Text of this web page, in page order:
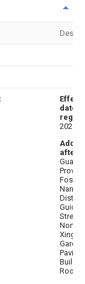
date
after
Nanhai
District
Street
North
Xinghui
Room